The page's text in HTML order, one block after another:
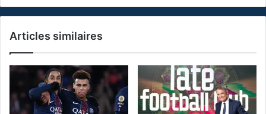
Articles similaires